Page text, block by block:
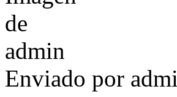
Enviado por